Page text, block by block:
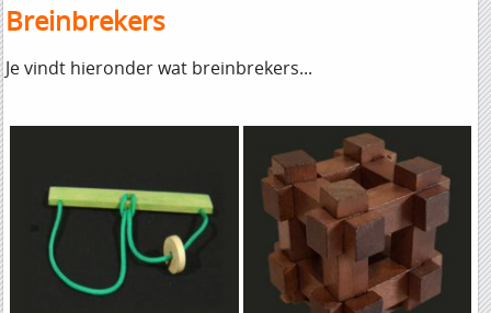
Breinbrekers
Je vindt hieronder wat breinbrekers...